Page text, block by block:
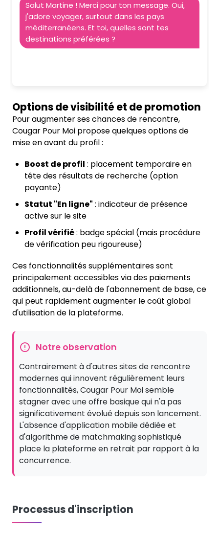
Salut Martine ! Merci pour ton message. Oui,
j'adore voyager, surtout dans les pays
méditerranéens. Et toi, quelles sont tes
destinations préférées ?
Pour continuer cette conversation, vous devez
Options de visibilité et de promotion
Pour augmenter ses chances de rencontre,
Cougar Pour Moi propose quelques options de
mise en avant du profil :
Boost de profil : placement temporaire en
tête des résultats de recherche (option
payante)
Statut "En ligne" : indicateur de présence
active sur le site
Profil vérifié: badge spécial (mais procédure
de vérification peu rigoureuse)
Ces fonctionnalités supplémentaires sont
principalement accessibles via des paiements
additionnels, au-delà de l'abonnement de base, ce
qui peut rapidement augmenter le coût global
d'utilisation de la plateforme.
Notre observation
Contrairement à d'autres sites de rencontre
modernes qui innovent régulièrement leurs
fonctionnalités, Cougar Pour Moi semble
stagner avec une offre basique qui n'a pas
significativement évolué depuis son lancement.
L'absence d'application mobile dédiée et
d'algorithme de matchmaking sophistiqué
place la plateforme en retrait par rapport à la
concurrence.
Processus d'inscription